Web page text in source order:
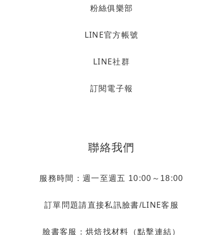
粉絲俱樂部
LINE官方帳號
LINE社群
訂閱電子報
聯絡我們
服務時間：週一至週五 10:00～18:00
訂單問題請直接私訊臉書/LINE客服
臉書客服： 烘焙找材料（點擊連結）